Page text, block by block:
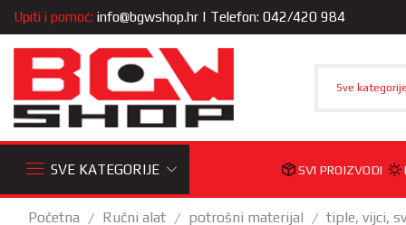
Upiti i pomoć: info@bgwshop.hr | Telefon: 042/420 984
Sve
SVE KATEGORIJE SVI PROIZVODI
Početna / Ručni alat / potrošni materijal / tiple, vijci,